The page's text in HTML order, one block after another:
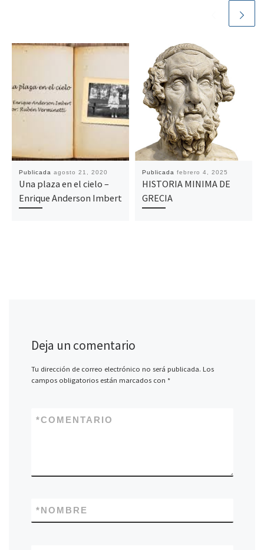
Publicada agosto 21, 2020
Una plaza en el cielo –
Enrique Anderson Imbert
Publicada febrero 4, 2025
HISTORIA MINIMA DE
GRECIA
Deja un comentario
Tu dirección de correo electrónico no será publicada. Los
campos obligatorios están marcados con *
COMENTARIO
*
NOMBRE
*